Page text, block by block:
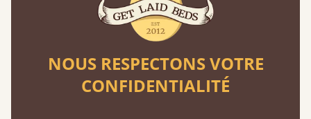
Nos bois tendres proviennent toujours de
forêts gérées de manière responsable et
respectent des normes de durabilité strictes.
En savoir plus
NOUS RESPECTONS VOTRE
CONFIDENTIALITÉ